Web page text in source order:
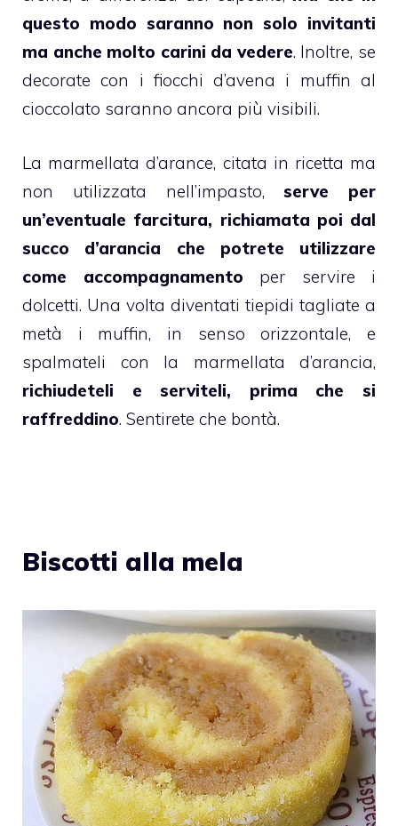
questo modo saranno non solo invitanti
ma anche molto carini da vedere. Inoltre, se
decorate con i fiocchi d’avena i muffin al
cioccolato saranno ancora più visibili.
La marmellata d’arance, citata in ricetta ma
non utilizzata nell’impasto, serve per
un’eventuale farcitura, richiamata poi dal
succo d’arancia che potrete utilizzare
come accompagnamento per servire i
dolcetti. Una volta diventati tiepidi tagliate a
metà i muffin, in senso orizzontale, e
spalmateli con la marmellata d’arancia,
richiudeteli e serviteli, prima che si
raffreddino. Sentirete che bontà.
Biscotti alla mela